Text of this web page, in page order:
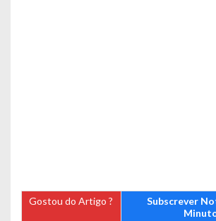
Gostou do Artigo ?
Subscrever